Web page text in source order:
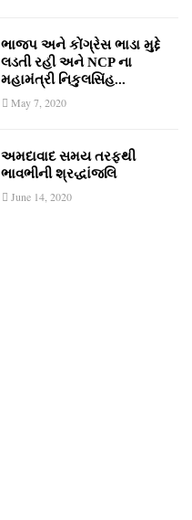
ભાજપ અને કોંગ્રેસ ભાડા મુદ્દે
લડતી રહી અને NCP ના
મહામંત્રી નિકુલસિંહ...
May 7, 2020
અમદાવાદ સમય તરફથી
ભાવભીની શ્રદ્ધાંજલિ
June 14, 2020